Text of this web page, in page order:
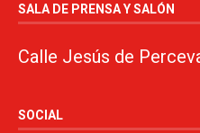
SALA DE PRENSA Y SALÓN
Calle Jesús de
SOCIAL